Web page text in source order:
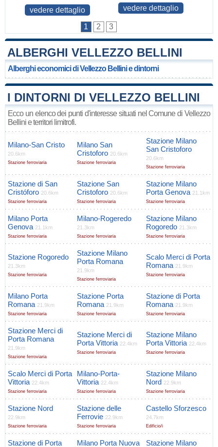
vedere dettaglio
vedere dettaglio
1 2 3
ALBERGHI VELLEZZO BELLINI
Alberghi economici di Vellezzo Bellini e dintorni
I DINTORNI DI VELLEZZO BELLINI
Ecco un elenco dei punti d'interesse situati nel Comune di Vellezzo
Bellini e territori limitrofi.
Milano-San Cristo
20.6km
Stazione ferroviaria
Milano San
Cristoforo 20.6km
Stazione ferroviaria
Stazione Milano
San Cristoforo
20.6km
Stazione ferroviaria
Stazione di San
Cristóforo 20.6km
Stazione ferroviaria
Stazione San
Cristoforo 20.6km
Stazione ferroviaria
Stazione Milano
Porta Genova 21.1km
Stazione ferroviaria
Milano Porta
Genova 21.1km
Stazione ferroviaria
Milano-Rogeredo
21.3km
Stazione ferroviaria
Stazione Milano
Rogoredo 21.3km
Stazione ferroviaria
Stazione Rogoredo
21.3km
Stazione ferroviaria
Stazione Milano
Porta Romana
21.9km
Stazione ferroviaria
Scalo Merci di Porta
Romana 21.9km
Stazione ferroviaria
Milano Porta
Romana 21.9km
Stazione ferroviaria
Stazione Porta
Romana 21.9km
Stazione ferroviaria
Stazione di Porta
Romana 21.9km
Stazione ferroviaria
Stazione Merci di
Porta Romana
21.9km
Stazione ferroviaria
Stazione Merci di
Porta Vittoria 22.4km
Stazione ferroviaria
Stazione Milano
Porta Vittoria 22.4km
Stazione ferroviaria
Scalo Merci di Porta
Vittoria 22.4km
Stazione ferroviaria
Milano-Porta-
Vittoria 22.4km
Stazione ferroviaria
Stazione Milano
Nord 22.9km
Stazione ferroviaria
Stazione Nord
22.9km
Stazione ferroviaria
Stazione delle
Ferrovie 22.9km
Stazione ferroviaria
Castello Sforzesco
24.7km
Edificio/i
Stazione di Porta
Milano Porta Nuova
Stazione Milano